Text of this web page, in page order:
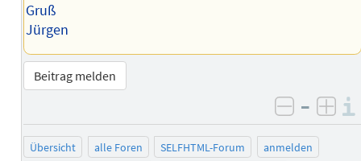
Gruß
Jürgen
Beitrag melden
negativ
–
Übersicht alle Foren SELFHTML-Forum
anmelden